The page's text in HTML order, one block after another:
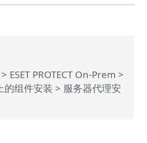
> ESET PROTECT On-Prem >
的组件安装 > 服务器代理安